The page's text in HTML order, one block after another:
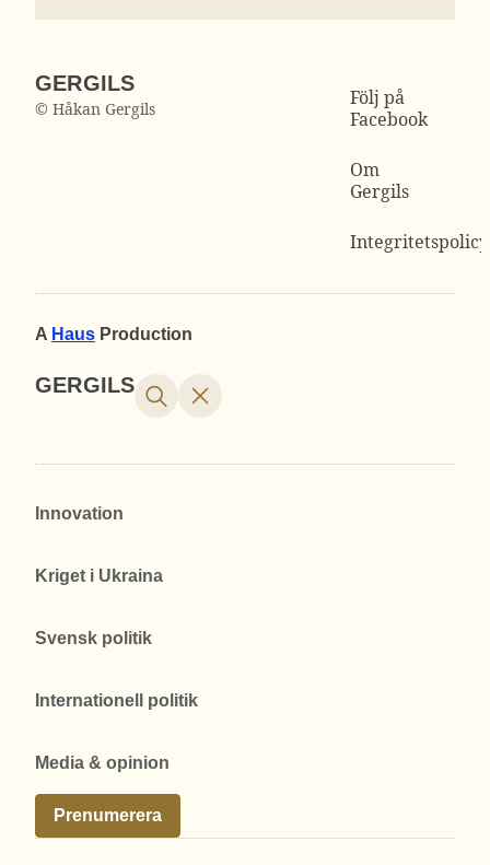
GERGILS
© Håkan Gergils
Följ på
Facebook
Om
Gergils
Integritetspolicy
A Haus Production
GERGILS
Innovation
Kriget i Ukraina
Svensk politik
Internationell politik
Media & opinion
Prenumerera